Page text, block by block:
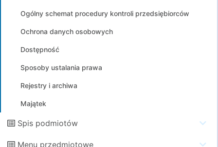
Ogólny schemat procedury kontroli przedsiębiorców
Ochrona danych osobowych
Dostępność
Sposoby ustalania prawa
Rejestry i archiwa
Majątek
Spis podmiotów
Menu przedmiotowe